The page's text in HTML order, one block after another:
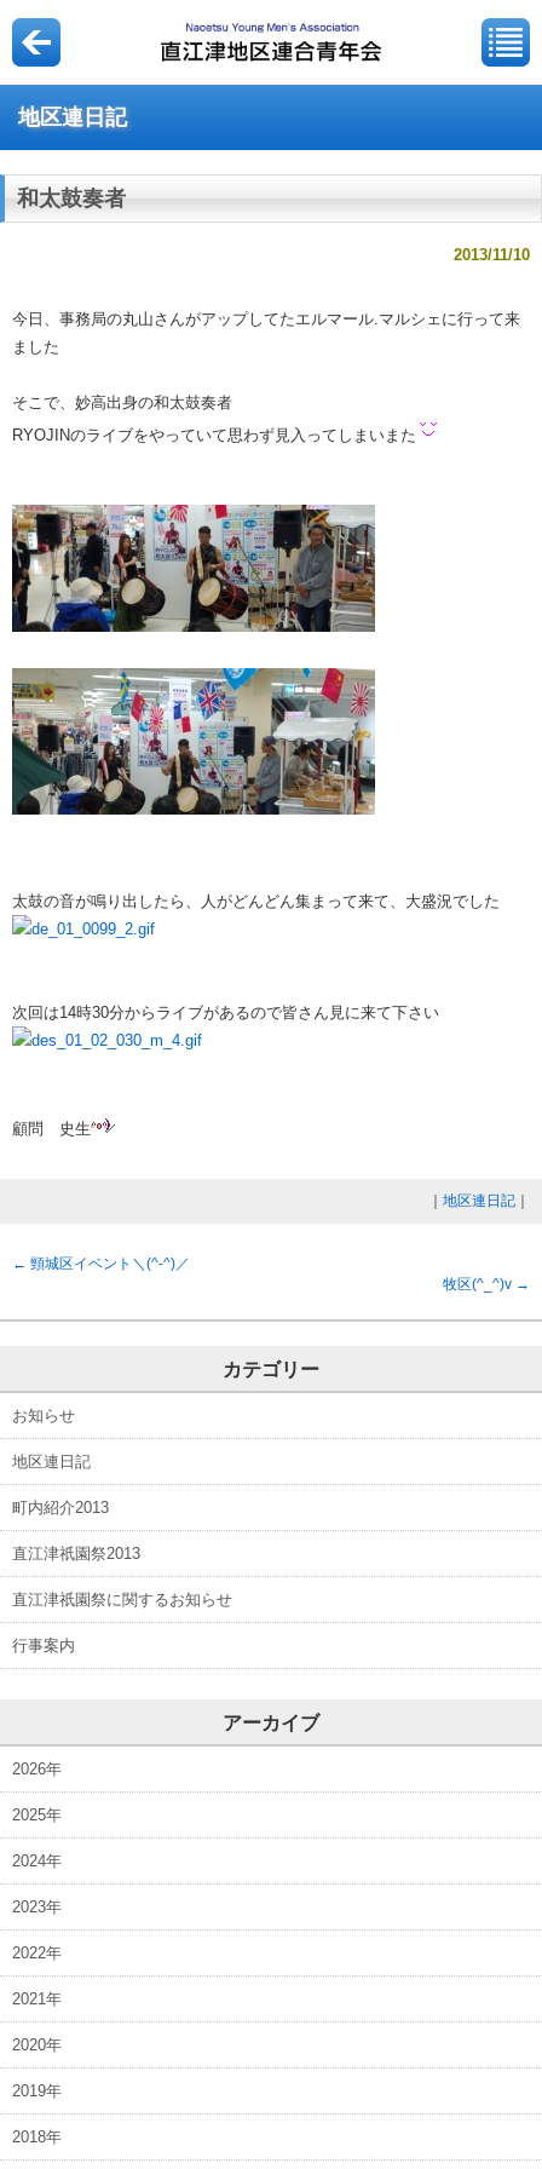
地区連日記
和太鼓奏者
2013/11/10
今日、事務局の丸山さんがアップしてたエルマール.マルシェに行って来
ました
そこで、妙高出身の和太鼓奏者
RYOJINのライブをやっていて思わず見入ってしまいまた
太鼓の音が鳴り出したら、人がどんどん集まって来て、大盛況でした
次回は14時30分からライブがあるので皆さん見に来て下さい
顧問 史生
地区連日記
← 頸城区イベント＼(^-^)／
牧区(^_^)v →
カテゴリー
お知らせ
地区連日記
町内紹介2013
直江津祇園祭2013
直江津祇園祭に関するお知らせ
行事案内
アーカイブ
2026年
2025年
2024年
2023年
2022年
2021年
2020年
2019年
2018年